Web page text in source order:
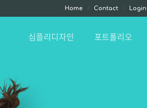
Home Contact Login
심플리디자인 포트폴리오